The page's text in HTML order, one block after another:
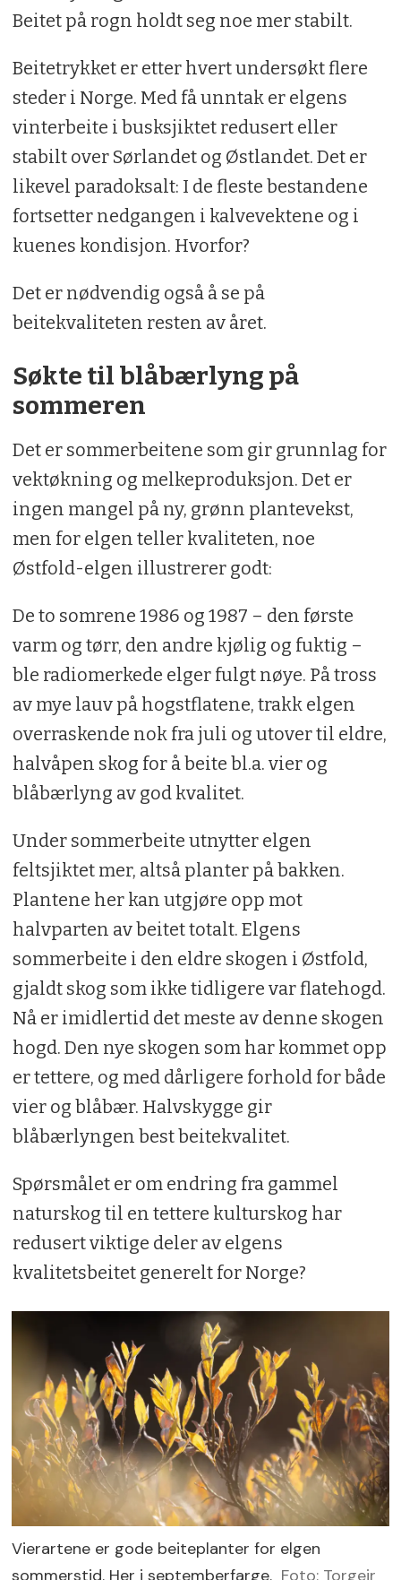
Beitet på rogn holdt seg noe mer stabilt.
Beitetrykket er etter hvert undersøkt flere
steder i Norge. Med få unntak er elgens
vinterbeite i busksjiktet redusert eller
stabilt over Sørlandet og Østlandet. Det er
likevel paradoksalt: I de fleste bestandene
fortsetter nedgangen i kalvevektene og i
kuenes kondisjon. Hvorfor?
Det er nødvendig også å se på
beitekvaliteten resten av året.
Søkte til blåbærlyng på
sommeren
Det er sommerbeitene som gir grunnlag for
vektøkning og melkeproduksjon. Det er
ingen mangel på ny, grønn plantevekst,
men for elgen teller kvaliteten, noe
Østfold-elgen illustrerer godt:
De to somrene 1986 og 1987 – den første
varm og tørr, den andre kjølig og fuktig –
ble radiomerkede elger fulgt nøye. På tross
av mye lauv på hogstflatene, trakk elgen
overraskende nok fra juli og utover til eldre,
halvåpen skog for å beite bl.a. vier og
blåbærlyng av god kvalitet.
Under sommerbeite utnytter elgen
feltsjiktet mer, altså planter på bakken.
Plantene her kan utgjøre opp mot
halvparten av beitet totalt. Elgens
sommerbeite i den eldre skogen i Østfold,
gjaldt skog som ikke tidligere var flatehogd.
Nå er imidlertid det meste av denne skogen
hogd. Den nye skogen som har kommet opp
er tettere, og med dårligere forhold for både
vier og blåbær. Halvskygge gir
blåbærlyngen best beitekvalitet.
Spørsmålet er om endring fra gammel
naturskog til en tettere kulturskog har
redusert viktige deler av elgens
kvalitetsbeitet generelt for Norge?
Vierartene er gode beiteplanter for elgen